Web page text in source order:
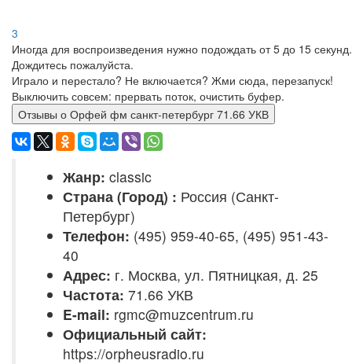
3
Иногда для воспроизведения нужно подождать от 5 до 15 секунд.
Дождитесь пожалуйста.
Играло и перестало? Не включается? Жми сюда, перезапуск!
Выключить совсем: прервать поток, очистить буфер.
Отзывы о Орфей фм санкт-петербург 71.66 УКВ
Жанр: classic
Страна (Город) : Россия (Санкт-
Петербург)
Телефон: (495) 959-40-65, (495) 951-43-
40
Адрес: г. Москва, ул. Пятницкая, д. 25
Частота: 71.66 УКВ
E-mail: rgmc@muzcentrum.ru
Официальный сайт:
https://orpheusradio.ru